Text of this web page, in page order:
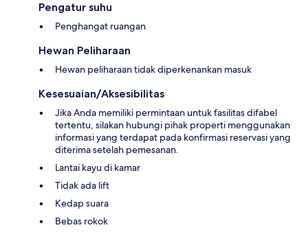
Pengatur suhu
Penghangat ruangan
Hewan Peliharaan
Hewan peliharaan tidak diperkenankan masuk
Kesesuaian/Aksesibilitas
Jika Anda memiliki permintaan untuk fasilitas difabel
tertentu, silakan hubungi pihak properti menggunakan
informasi yang terdapat pada konfirmasi reservasi yang
diterima setelah pemesanan.
Lantai kayu di kamar
Tidak ada lift
Kedap suara
Bebas rokok